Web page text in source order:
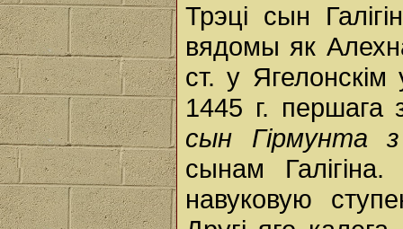
Трэці сын
вядомы як
ст. у Ягелонскім
1445 г. першага
сын Гірмунта
сынам
навуковую